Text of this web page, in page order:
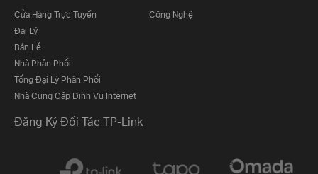
Cửa Hàng Trực Tuyến
Đại Lý
Bán Lẻ
Nhà Phân Phối
Tổng Đại Lý Phân Phối
Nhà Cung Cấp Dịnh Vụ Internet
Công Nghệ
Đăng Ký Đối Tác TP-Link